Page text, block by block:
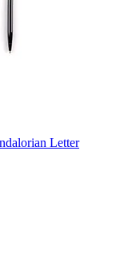
Letter